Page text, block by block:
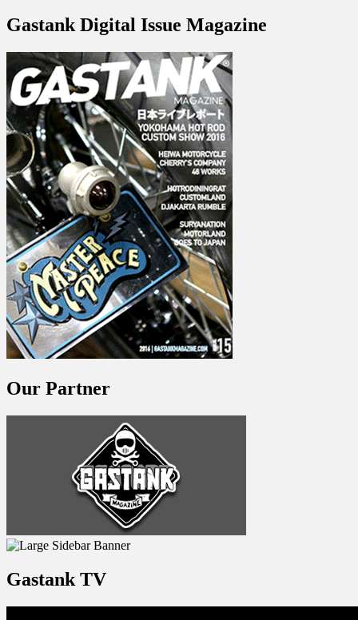
Gastank Digital Issue Magazine
Our Partner
Gastank TV